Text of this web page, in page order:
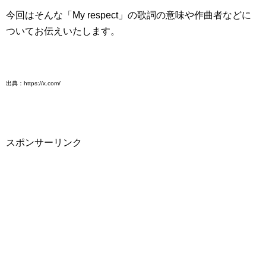
今回はそんな「My respect」の歌詞の意味や作曲者などに
ついてお伝えいたします。
出典：https://x.com/
スポンサーリンク